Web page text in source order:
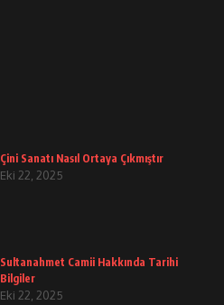
Çini Sanatı Nasıl Ortaya Çıkmıştır
Eki 22, 2025
Sultanahmet Camii Hakkında Tarihi
Bilgiler
Eki 22, 2025